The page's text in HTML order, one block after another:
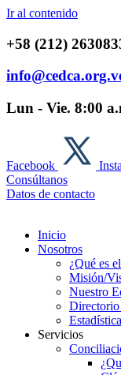
Ir al contenido
+58 (212)
Lun - Vie. 8:00
Facebook
Consúltanos
Datos de contacto
Inicio
Nosotros
¿Qué es
Misión/
Nuestro
Servicios